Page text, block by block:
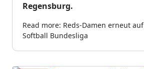
Regensburg.
Read more: Reds-Damen erneut
Softball Bundesliga